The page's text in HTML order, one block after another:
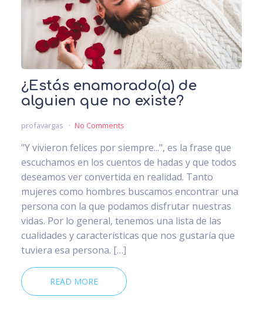
¿Estás enamorado(a) de
alguien que no existe?
profavargas No Comments
"Y vivieron felices por siempre...", es la frase que
escuchamos en los cuentos de hadas y que todos
deseamos ver convertida en realidad. Tanto
mujeres como hombres buscamos encontrar una
persona con la que podamos disfrutar nuestras
vidas. Por lo general, tenemos una lista de las
cualidades y características que nos gustaría que
tuviera esa persona. […]
READ MORE